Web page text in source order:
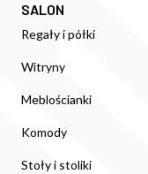
SALON
Regały i półki
Witryny
Meblościanki
Komody
Stoły i stoliki